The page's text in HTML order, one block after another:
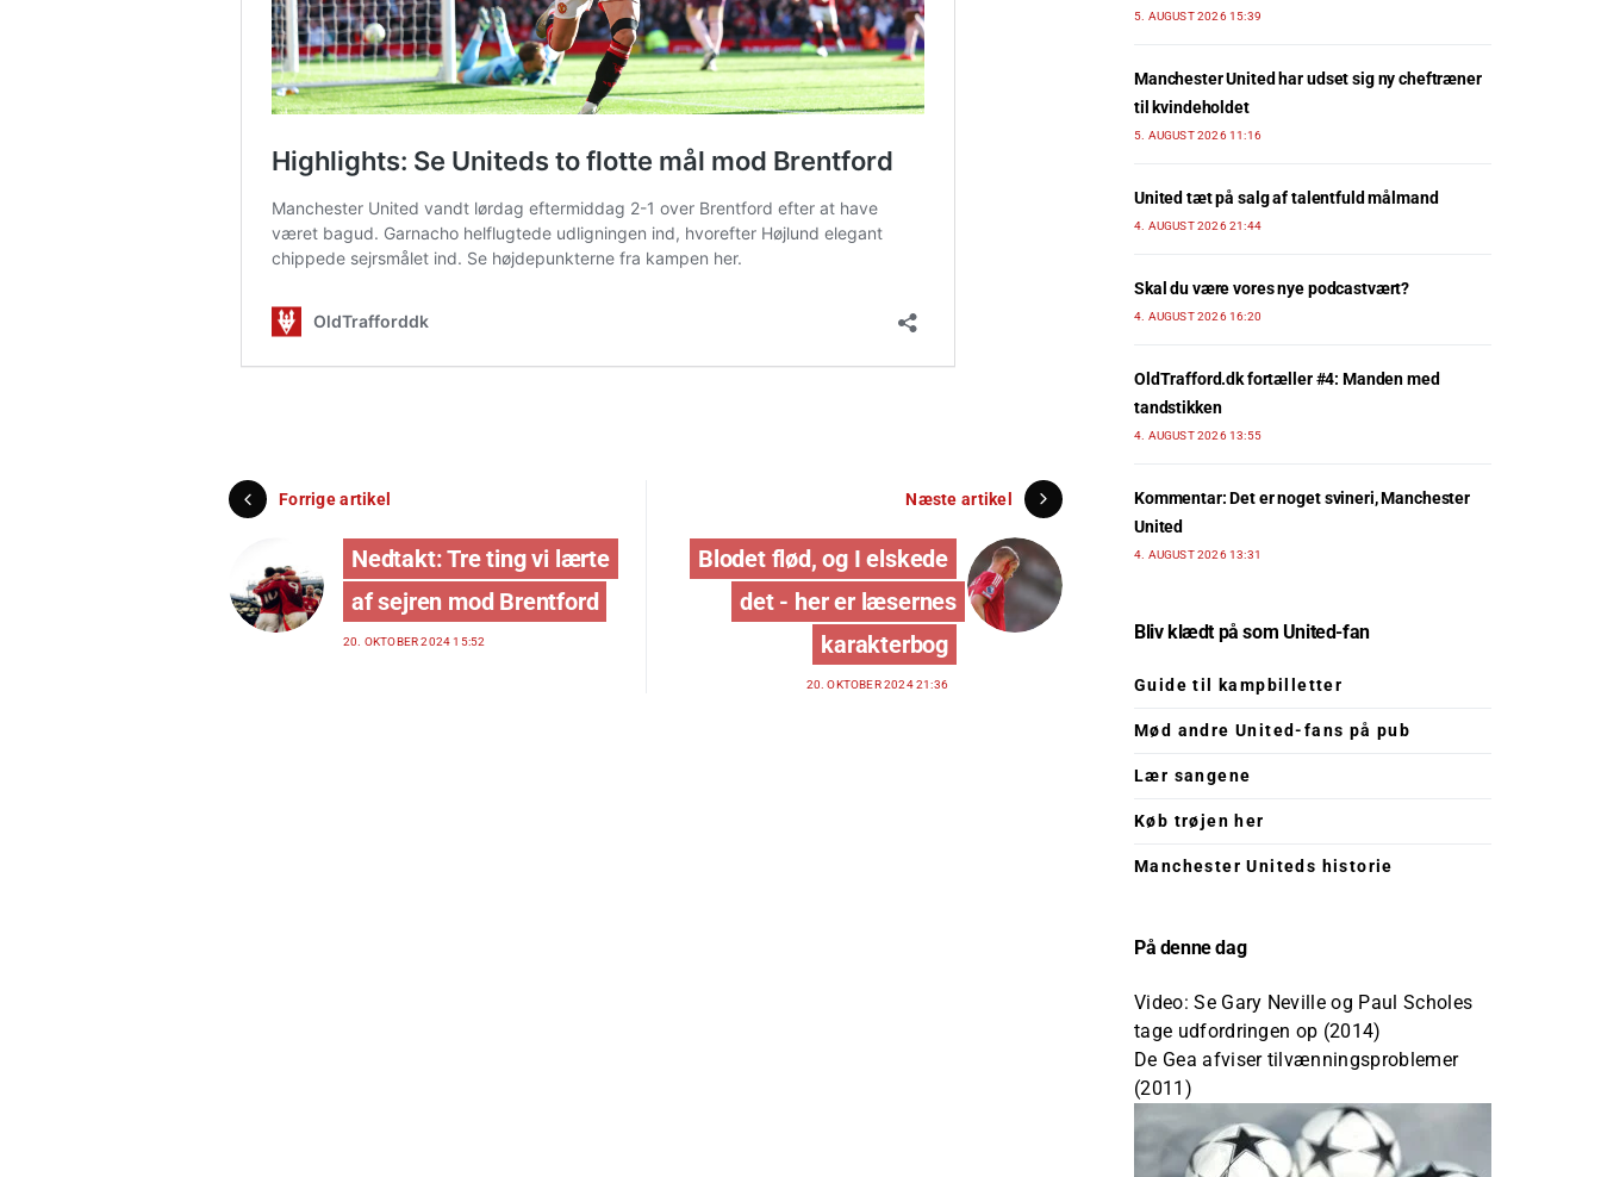
Forrige artikel
Nedtakt: Tre ting vi lærte
af sejren mod Brentford
20. OKTOBER 2024 15:52
Næste artikel
Blodet flød, og I elskede
det - her er læsernes
karakterbog
20. OKTOBER 2024 21:36
5. AUGUST 2026 15:39
Manchester United har udset sig ny cheftræner
til kvindeholdet
5. AUGUST 2026 11:16
United tæt på salg af talentfuld målmand
4. AUGUST 2026 21:44
Skal du være vores nye podcastvært?
4. AUGUST 2026 16:20
OldTrafford.dk fortæller #4: Manden med
tandstikken
4. AUGUST 2026 13:55
Kommentar: Det er noget svineri, Manchester
United
4. AUGUST 2026 13:31
Bliv klædt på som United-fan
Guide til kampbilletter
Mød andre United-fans på pub
Lær sangene
Køb trøjen her
Manchester Uniteds historie
På denne dag
Video: Se Gary Neville og Paul Scholes
tage udfordringen op (2014)
De Gea afviser tilvænningsproblemer
(2011)